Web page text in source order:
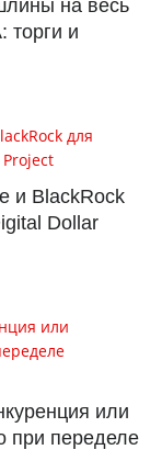
на весь
и
и BlackRock
Dollar
или
при переделе